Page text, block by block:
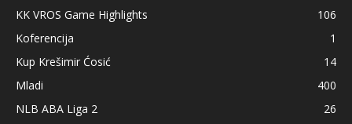
KK VROS Game Highlights
106
Koferencija
1
Kup Krešimir Ćosić
14
Mladi
400
NLB ABA Liga 2
26